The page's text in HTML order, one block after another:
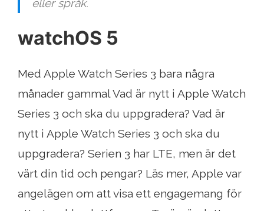
eller språk.
watchOS 5
Med Apple Watch Series 3 bara några
månader gammal Vad är nytt i Apple Watch
Series 3 och ska du uppgradera? Vad är
nytt i Apple Watch Series 3 och ska du
uppgradera? Serien 3 har LTE, men är det
värt din tid och pengar? Läs mer, Apple var
angelägen om att visa ett engagemang för